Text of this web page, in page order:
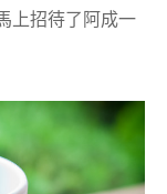
上招待了阿成一